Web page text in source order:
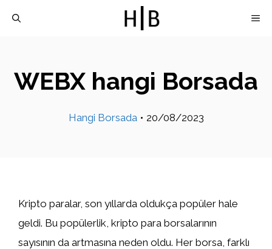
WEBX hangi Borsada
Hangi Borsada • 20/08/2023
Kripto paralar, son yıllarda oldukça popüler hale
geldi. Bu popülerlik, kripto para borsalarının
sayısının da artmasına neden oldu. Her borsa, farklı